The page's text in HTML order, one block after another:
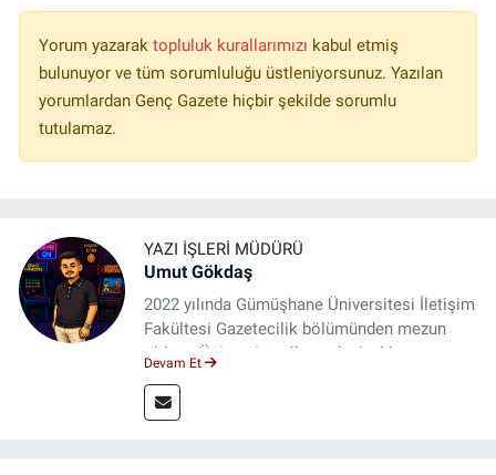
Yorum yazarak topluluk kurallarımızı kabul etmiş
bulunuyor ve tüm sorumluluğu üstleniyorsunuz. Yazılan
yorumlardan Genç Gazete hiçbir şekilde sorumlu
tutulamaz.
YAZI İŞLERI MÜDÜRÜ
Umut Gökdaş
2022 yılında Gümüşhane Üniversitesi İletişim
Fakültesi Gazetecilik bölümünden mezun
oldum. Üniversite yıllarımda 4 yıl boyunca
saha deneyimi kazandım. 2023 yılından beri
Genç Gazete'de okurlarımıza haber
Devam Et